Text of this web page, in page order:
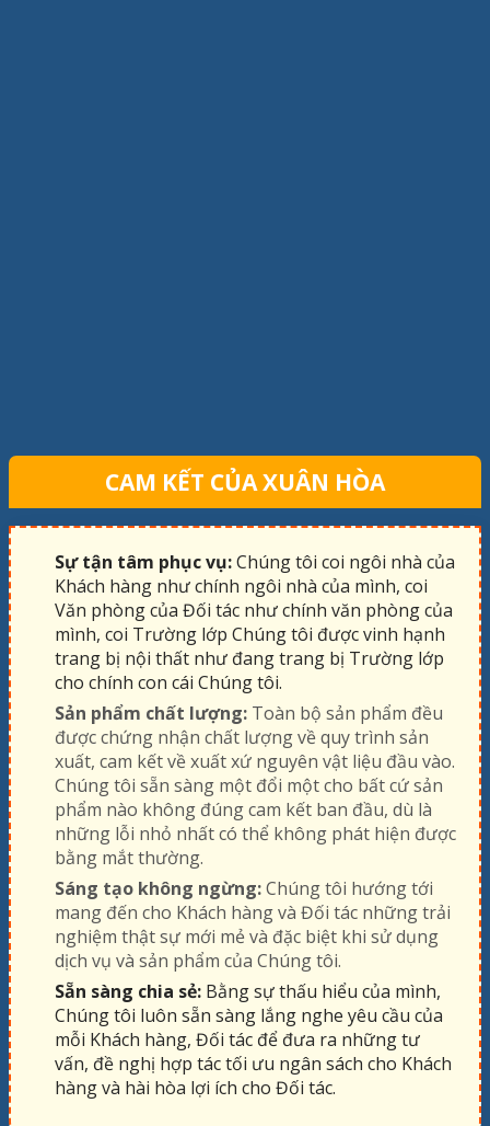
CAM KẾT CỦA XUÂN HÒA
Sự tận tâm phục vụ:Chúng tôi coi ngôi nhà của
Khách hàng như chính ngôi nhà của mình, coi
Văn phòng của Đối tác như chính văn phòng của
mình, coi Trường lớp Chúng tôi được vinh hạnh
trang bị nội thất như đang trang bị Trường lớp
cho chính con cái Chúng tôi.
Sản phẩm chất lượng: Toàn bộ sản phẩm đều
được chứng nhận chất lượng về quy trình sản
xuất, cam kết về xuất xứ nguyên vật liệu đầu vào.
Chúng tôi sẵn sàng một đổi một cho bất cứ sản
phẩm nào không đúng cam kết ban đầu, dù là
những lỗi nhỏ nhất có thể không phát hiện được
bằng mắt thường.
Sáng tạo không ngừng:Chúng tôi hướng tới
mang đến cho Khách hàng và Đối tác những trải
nghiệm thật sự mới mẻ và đặc biệt khi sử dụng
dịch vụ và sản phẩm của Chúng tôi.
Sẵn sàng chia sẻ: Bằng sự thấu hiểu của mình,
Chúng tôi luôn sẵn sàng lắng nghe yêu cầu của
mỗi Khách hàng, Đối tác để đưa ra những tư
vấn, đề nghị hợp tác tối ưu ngân sách cho Khách
hàng và hài hòa lợi ích cho Đối tác.